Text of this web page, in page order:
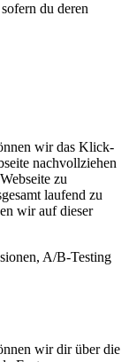
du deren
wir das Klick-
nachvollziehen
zu
laufend zu
wir auf dieser
A/B-Testing
wir dir über die